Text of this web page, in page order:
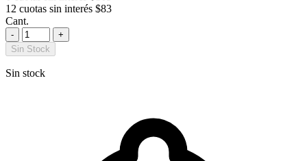
12 cuotas sin interés $83
Cant.
-
+
Sin Stock
Sin stock